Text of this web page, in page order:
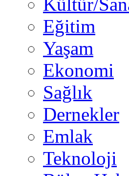
Eğitim
Yaşam
Ekonomi
Sağlık
Dernekler
Emlak
Teknoloji